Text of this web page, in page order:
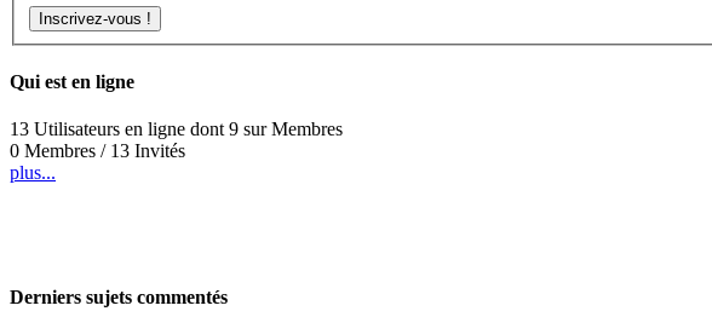
Inscrivez-vous !
Qui est en ligne
13 Utilisateurs en ligne dont 9 sur Membres
0 Membres / 13 Invités
plus...
Derniers sujets commentés